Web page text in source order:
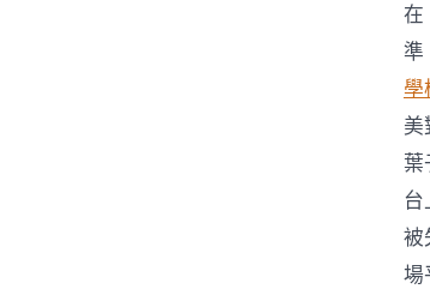
在
準
學
美
葉
台
被
場